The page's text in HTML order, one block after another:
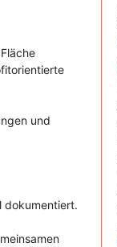
und
dokumentiert.